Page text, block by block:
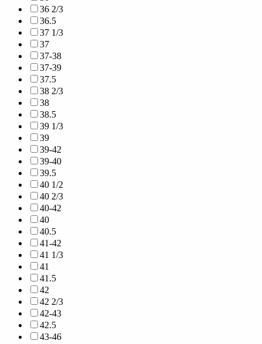
36 2/3
36.5
37 1/3
37
37-38
37-39
37.5
38 2/3
38
38.5
39 1/3
39
39-42
39-40
39.5
40 1/2
40 2/3
40-42
40
40.5
41-42
41 1/3
41
41.5
42
42 2/3
42-43
42.5
43-46